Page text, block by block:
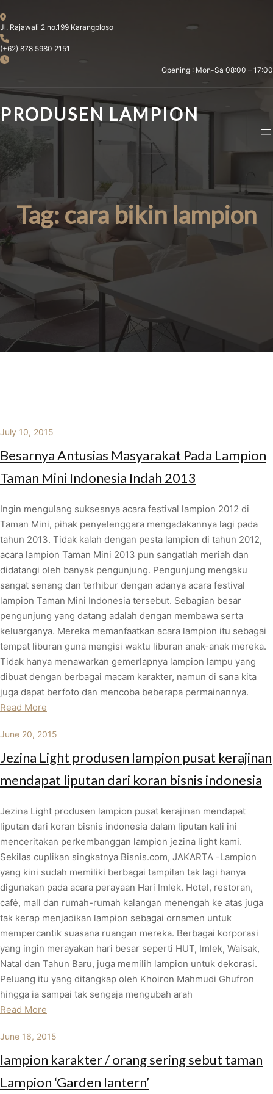
to
content
Jl. Rajawali 2 no.199 Karangploso
(+62) 878 5980 2151
Opening : Mon-Sa 08:00 – 17:00
PRODUSEN LAMPION
Tag: cara bikin lampion
July 10, 2015
Besarnya Antusias Masyarakat Pada Lampion
Taman Mini Indonesia Indah 2013
Ingin mengulang suksesnya acara festival lampion 2012 di
Taman Mini, pihak penyelenggara mengadakannya lagi pada
tahun 2013. Tidak kalah dengan pesta lampion di tahun 2012,
acara lampion Taman Mini 2013 pun sangatlah meriah dan
didatangi oleh banyak pengunjung. Pengunjung mengaku
sangat senang dan terhibur dengan adanya acara festival
lampion Taman Mini Indonesia tersebut. Sebagian besar
pengunjung yang datang adalah dengan membawa serta
keluarganya. Mereka memanfaatkan acara lampion itu sebagai
tempat liburan guna mengisi waktu liburan anak-anak mereka.
Tidak hanya menawarkan gemerlapnya lampion lampu yang
dibuat dengan berbagai macam karakter, namun di sana kita
juga dapat berfoto dan mencoba beberapa permainannya.
Read More
June 20, 2015
Jezina Light produsen lampion pusat kerajinan
mendapat liputan dari koran bisnis indonesia
Jezina Light produsen lampion pusat kerajinan mendapat
liputan dari koran bisnis indonesia dalam liputan kali ini
menceritakan perkembanggan lampion jezina light kami.
Sekilas cuplikan singkatnya Bisnis.com, JAKARTA -Lampion
yang kini sudah memiliki berbagai tampilan tak lagi hanya
digunakan pada acara perayaan Hari Imlek. Hotel, restoran,
café, mall dan rumah-rumah kalangan menengah ke atas juga
tak kerap menjadikan lampion sebagai ornamen untuk
mempercantik suasana ruangan mereka. Berbagai korporasi
yang ingin merayakan hari besar seperti HUT, Imlek, Waisak,
Natal dan Tahun Baru, juga memilih lampion untuk dekorasi.
Peluang itu yang ditangkap oleh Khoiron Mahmudi Ghufron
hingga ia sampai tak sengaja mengubah arah
Read More
June 16, 2015
lampion karakter / orang sering sebut taman
Lampion ‘Garden lantern’